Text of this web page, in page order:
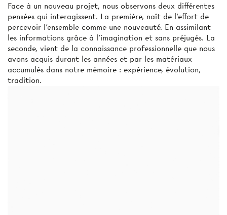
Face à un nouveau projet, nous observons deux différentes
pensées qui interagissent. La première, naît de l’effort de
percevoir l’ensemble comme une nouveauté. En assimilant
les informations grâce à l’imagination et sans préjugés. La
seconde, vient de la connaissance professionnelle que nous
avons acquis durant les années et par les matériaux
accumulés dans notre mémoire : expérience, évolution,
tradition.